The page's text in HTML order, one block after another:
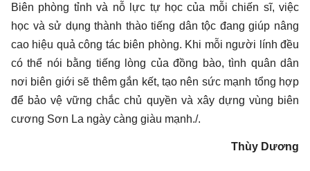
Biên phòng tỉnh và nỗ lực tự học của mỗi chiến sĩ, việc
học và sử dụng thành thào tiếng dân tộc đang giúp nâng
cao hiệu quả công tác biên phòng. Khi mỗi người lính đều
có thể nói bằng tiếng lòng của đồng bào, tình quân dân
nơi biên giới sẽ thêm gắn kết, tạo nên sức mạnh tổng hợp
để bảo vệ vững chắc chủ quyền và xây dựng vùng biên
cương Sơn La ngày càng giàu mạnh./.
Thùy Dương